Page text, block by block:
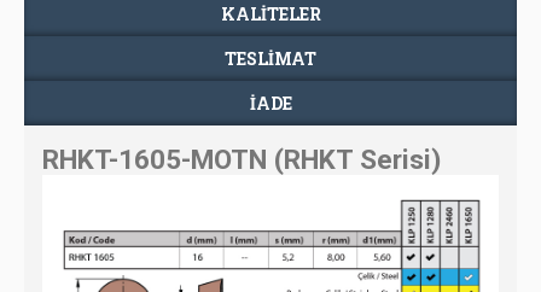
KALİTELER
TESLIMAT
İADE
RHKT-1605-MOTN (RHKT Serisi)